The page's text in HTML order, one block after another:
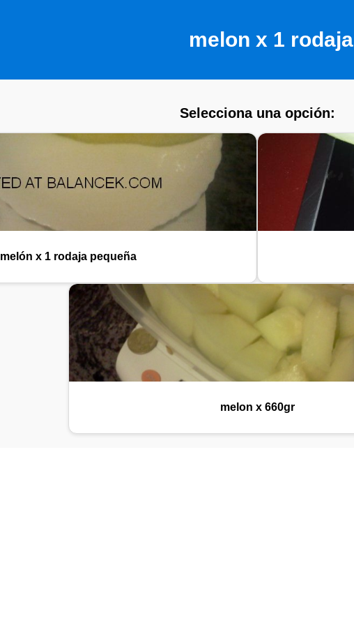
melon x 1 rodaja
Selecciona una opción:
melón x 1 rodaja pequeña
melon x 660gr